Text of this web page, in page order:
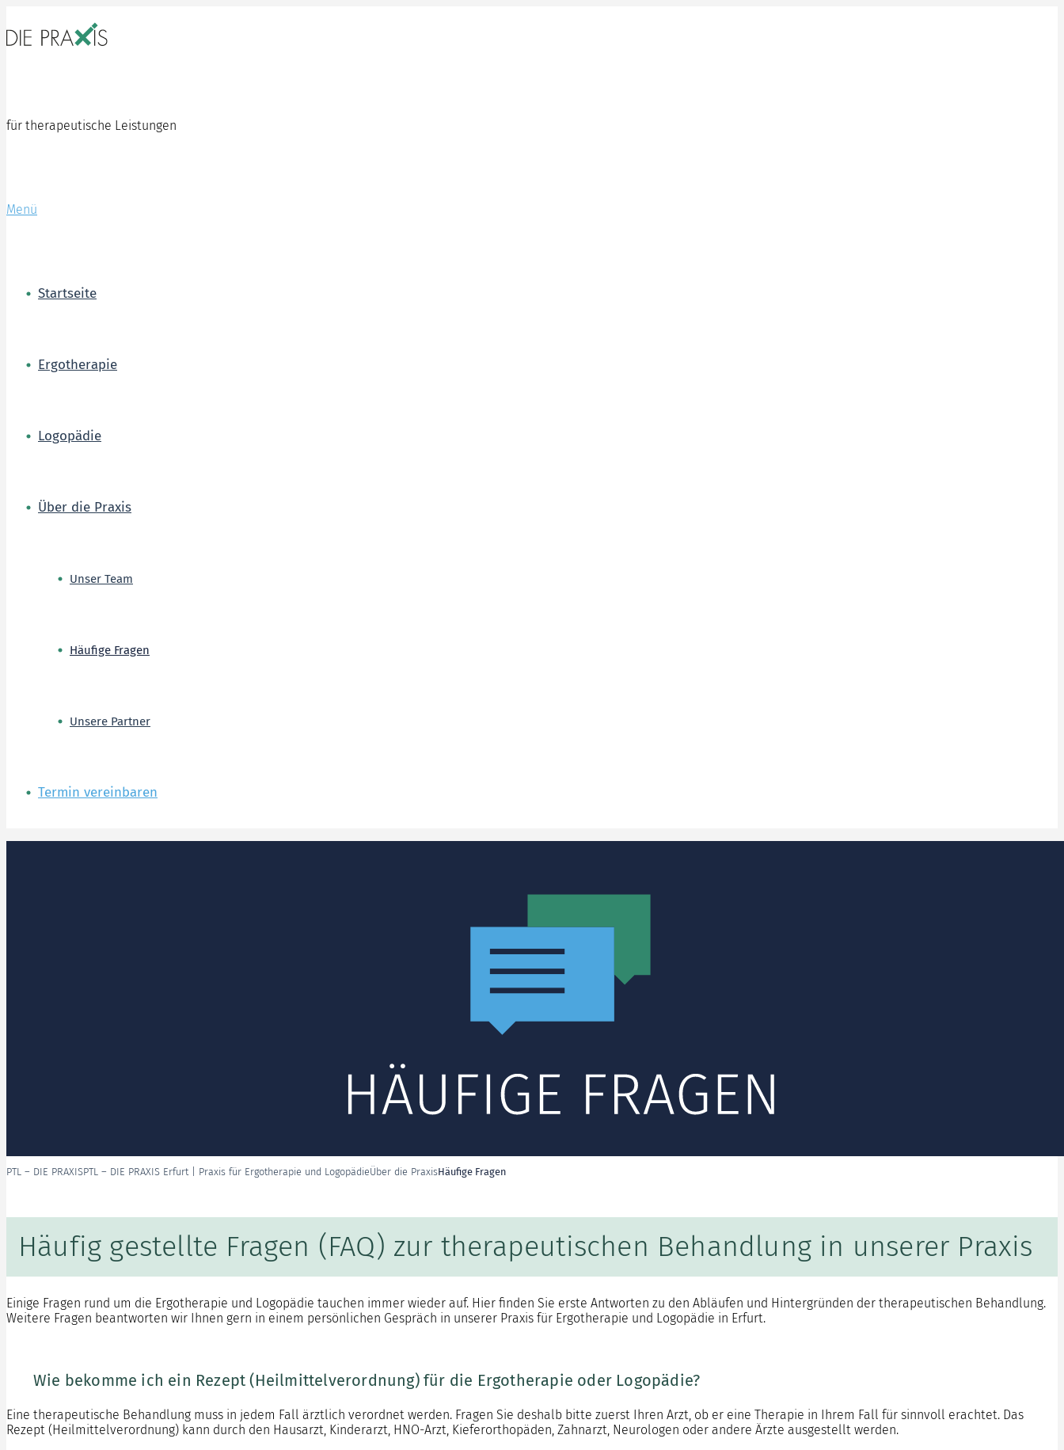
Inhalt
springen
für therapeutische Leistungen
Menü
Startseite
Ergotherapie
Logopädie
Über die Praxis
Unser Team
Häufige Fragen
Unsere Partner
Termin vereinbaren
PTL – DIE PRAXISPTL – DIE PRAXIS Erfurt | Praxis für Ergotherapie und LogopädieÜber die PraxisHäufige Fragen
Häufig gestellte Fragen (FAQ) zur therapeutischen Behandlung in unserer Praxis
Einige Fragen rund um die Ergotherapie und Logopädie tauchen immer wieder auf. Hier finden Sie erste Antworten zu den Abläufen und Hintergründen der therapeutischen Behandlung.
Weitere Fragen beantworten wir Ihnen gern in einem persönlichen Gespräch in unserer Praxis für Ergotherapie und Logopädie in Erfurt.
Wie bekomme ich ein Rezept (Heilmittelverordnung) für die Ergotherapie oder Logopädie?
Eine therapeutische Behandlung muss in jedem Fall ärztlich verordnet werden. Fragen Sie deshalb bitte zuerst Ihren Arzt, ob er eine Therapie in Ihrem Fall für sinnvoll erachtet. Das
Rezept (Heilmittelverordnung) kann durch den Hausarzt, Kinderarzt, HNO-Arzt, Kieferorthopäden, Zahnarzt, Neurologen oder andere Ärzte ausgestellt werden.